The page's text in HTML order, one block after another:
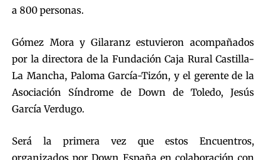
a 800 personas.
Gómez Mora y Gilaranz estuvieron acompañados
por la directora de la Fundación Caja Rural Castilla-
La Mancha, Paloma García-Tizón, y el gerente de la
Asociación Síndrome de Down de Toledo, Jesús
García Verdugo.
Será la primera vez que estos Encuentros,
organizados por Down España en colaboración con